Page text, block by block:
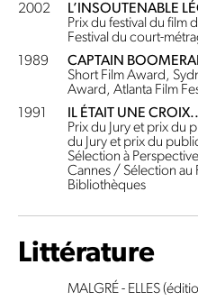
2002
L’INSOUTENABLE
Prix du festival du film
Festival du court-
1989
CAPTAIN
Short Film Award,
Award, Atlanta Film
1991
IL ÉTAIT UNE
Prix du Jury et prix du
du Jury et prix du
Sélection à
Cannes / Sélection au
Bibliothèques
Littérature
MALGRÉ - ELLES